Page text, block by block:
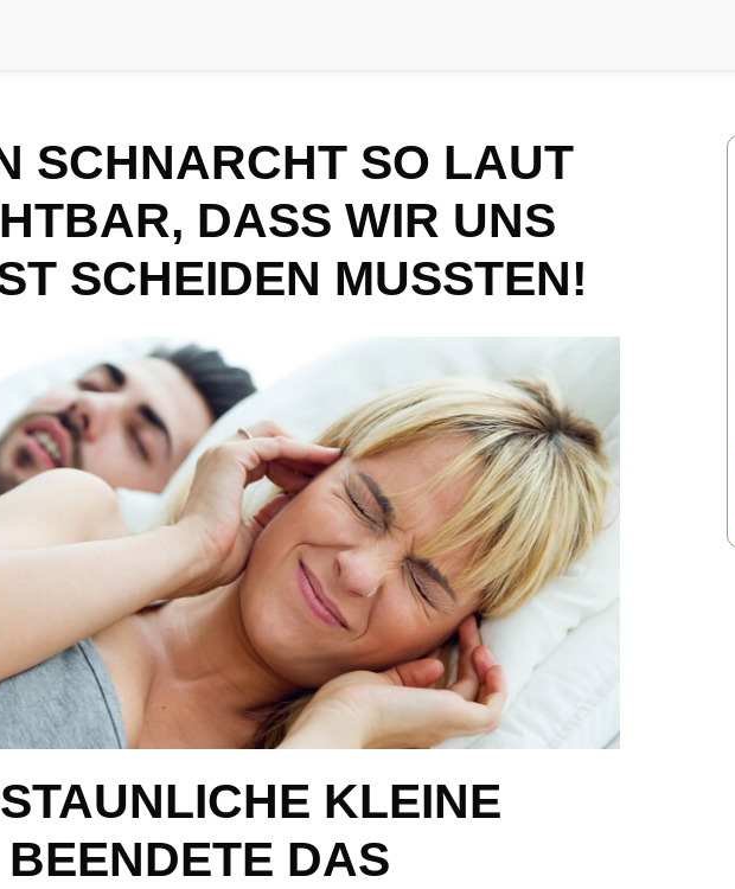
SCHNARCHT SO LAUT
DASS WIR UNS
SCHEIDEN MUSSTEN!
KLEINE
DAS